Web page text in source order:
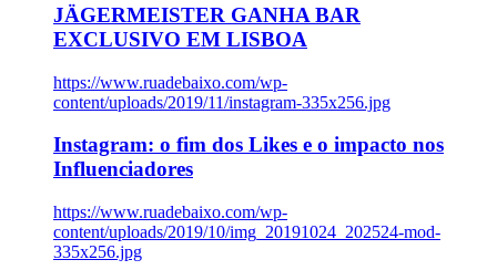
JÄGERMEISTER GANHA BAR
EXCLUSIVO EM LISBOA
https://www.ruadebaixo.com/wp-
content/uploads/2019/11/instagram-335x256.jpg
Instagram: o fim dos Likes e o impacto nos
Influenciadores
https://www.ruadebaixo.com/wp-
content/uploads/2019/10/img_20191024_202524-mod-
335x256.jpg